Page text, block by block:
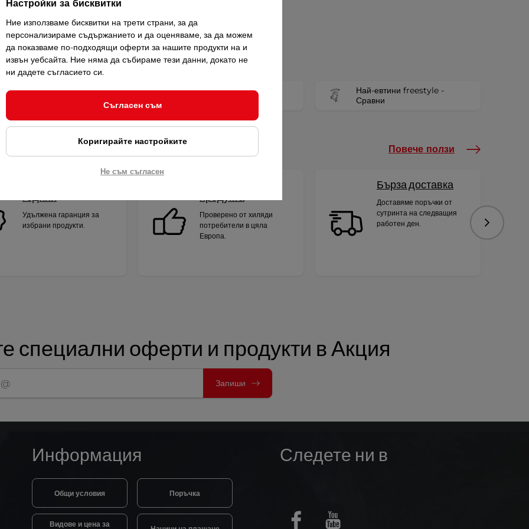
посъветваме.
Най-продавани freestyle -
Най-евтини freestyle
Най-евтини freestyle -
Сравни
Повече ползи
години
Удължена гаранция за
избрани продукти.
продукта
Проверено от хиляди
потребители в цяла
Европа.
Бърза доставка
Доставяме поръчки от
сутринта на следващия
работен ден.
Следваща
специални оферти и продукти в Акция
Запиши
Информация
Общи условия Поръчка
Видове и цена за
Следете ни в
FacebookYoutube
Настройки за бисквитки
Ние използваме бисквитки на трети страни, за да
персонализираме съдържанието и да оценяваме, за да можем
да показваме по-подходящи оферти за нашите продукти на и
извън уебсайта. Ние няма да събираме тези данни, докато не
ни дадете съгласието си.
Съгласен съм
Коригирайте настройките
Не съм съгласен